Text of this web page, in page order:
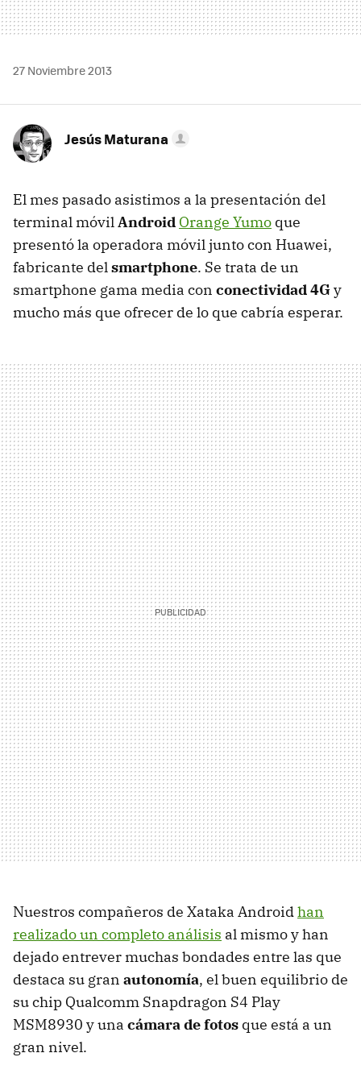
27 Noviembre 2013
Jesús Maturana
El mes pasado asistimos a la presentación del
terminal móvilAndroid Orange Yumo que
presentó la operadora móvil junto con Huawei,
fabricante delsmartphone. Se trata de un
smartphone gama media con conectividad 4Gy
mucho más que ofrecer de lo que cabría esperar.
Nuestros compañeros de Xataka Androidhan
realizado un completo análisis al mismo y han
dejado entrever muchas bondades entre las que
destaca su gran autonomía, el buen equilibrio de
su chip Qualcomm Snapdragon S4 Play
MSM8930 y una cámara de fotos que está a un
gran nivel.